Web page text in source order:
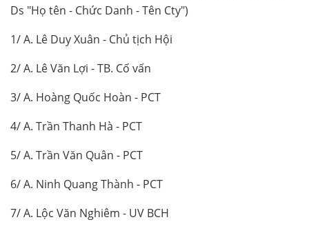
Ds "Họ tên - Chức Danh - Tên Cty")
1/ A. Lê Duy Xuân - Chủ tịch Hội
2/ A. Lê Văn Lợi - TB. Cố vấn
3/ A. Hoàng Quốc Hoàn - PCT
4/ A. Trần Thanh Hà - PCT
5/ A. Trần Văn Quân - PCT
6/ A. Ninh Quang Thành - PCT
7/ A. Lộc Văn Nghiêm - UV BCH